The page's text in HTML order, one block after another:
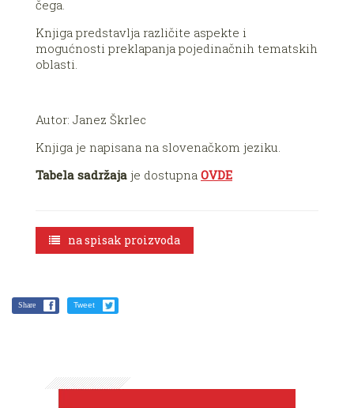
čega.
Knjiga predstavlja različite aspekte i
mogućnosti preklapanja pojedinačnih tematskih
oblasti.
Autor: Janez Škrlec
Knjiga je napisana na slovenačkom jeziku.
Tabela sadržaja je dostupna OVDE
na spisak proizvoda
Share Tweet